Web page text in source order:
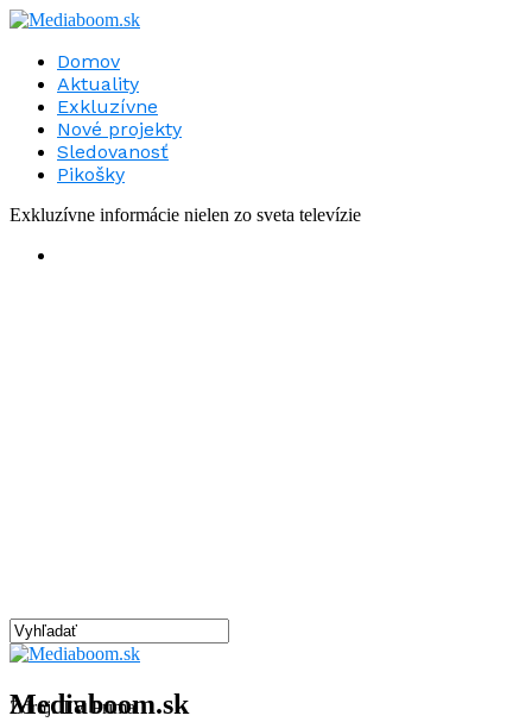
Domov
Aktuality
Exkluzívne
Nové projekty
Sledovanosť
Pikošky
Exkluzívne informácie nielen zo sveta televízie
Mediaboom.sk
Zdroj: TV Prima